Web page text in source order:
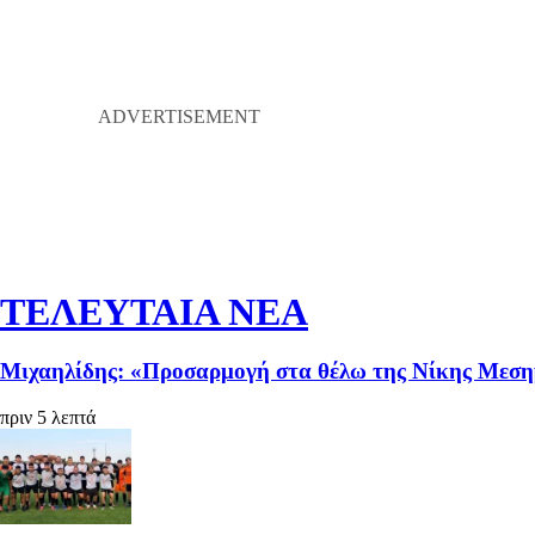
ΤΕΛΕΥΤΑΙΑ ΝΕΑ
Μιχαηλίδης: «Προσαρμογή στα θέλω της Νίκης
πριν 5 λεπτά